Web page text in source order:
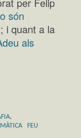
són
; i quant a la
als
,
FEU